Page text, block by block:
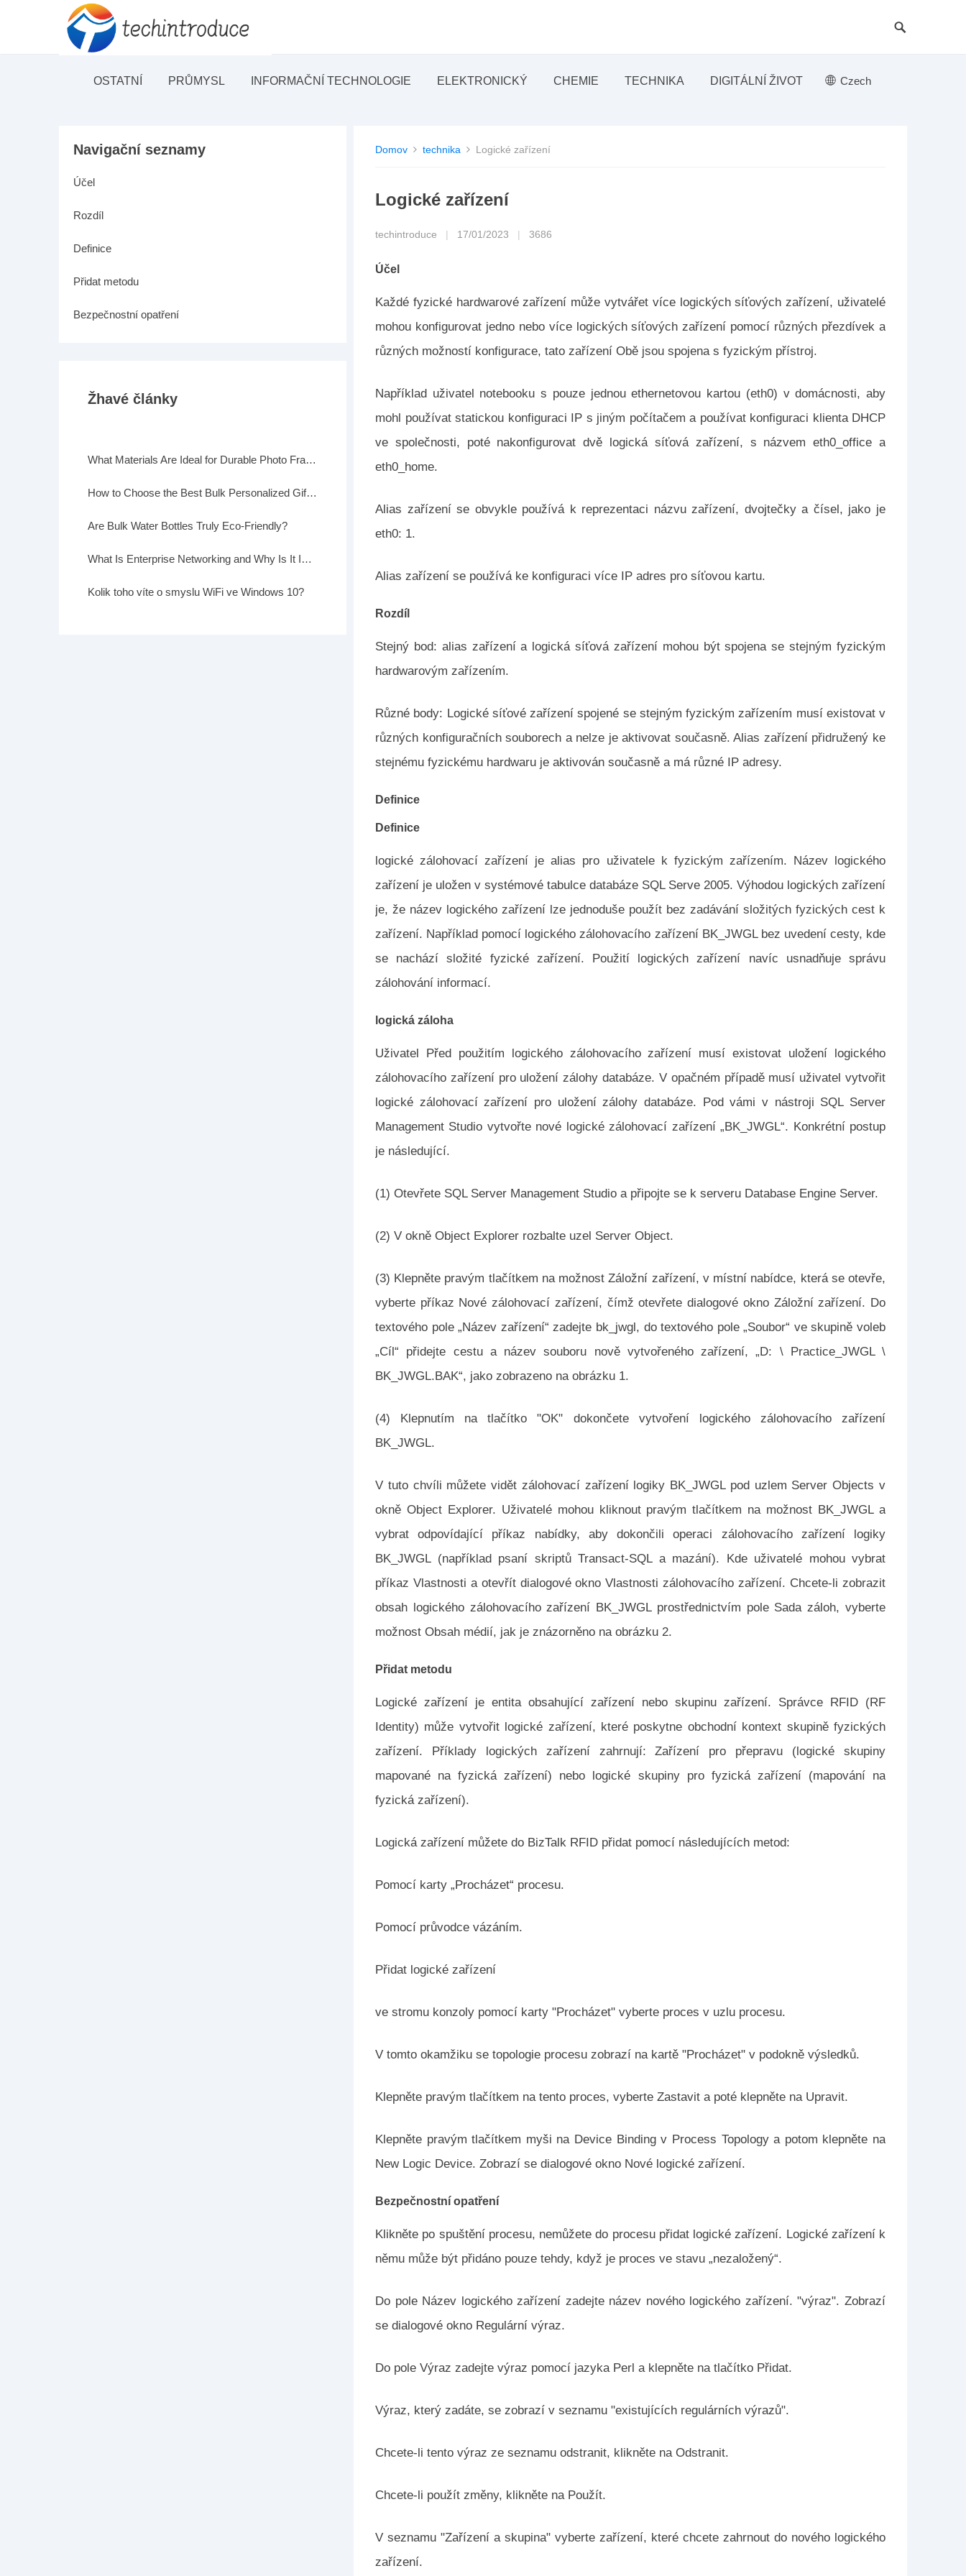
OSTATNÍ PRŮMYSL INFORMAČNÍ TECHNOLOGIE ELEKTRONICKÝ CHEMIE TECHNIKA DIGITÁLNÍ ŽIVOT Czech
Domov technika Logické zařízení
Logické zařízení
techintroduce 17/01/2023 3686
Účel
Každé fyzické hardwarové zařízení může vytvářet více logických síťových zařízení, uživatelé
mohou konfigurovat jedno nebo více logických síťových zařízení pomocí různých přezdívek a
různých možností konfigurace, tato zařízení Obě jsou spojena s fyzickým přístroj.
Například uživatel notebooku s pouze jednou ethernetovou kartou (eth0) v domácnosti, aby
mohl používat statickou konfiguraci IP s jiným počítačem a používat konfiguraci klienta DHCP
ve společnosti, poté nakonfigurovat dvě logická síťová zařízení, s názvem eth0_office a
eth0_home.
Alias ​​zařízení se obvykle používá k reprezentaci názvu zařízení, dvojtečky a čísel, jako je
eth0: 1.
Alias ​​zařízení se používá ke konfiguraci více IP adres pro síťovou kartu.
Rozdíl
Stejný bod: alias zařízení a logická síťová zařízení mohou být spojena se stejným fyzickým
hardwarovým zařízením.
Různé body: Logické síťové zařízení spojené se stejným fyzickým zařízením musí existovat v
různých konfiguračních souborech a nelze je aktivovat současně. Alias ​​zařízení přidružený ke
stejnému fyzickému hardwaru je aktivován současně a má různé IP adresy.
Definice
Definice
logické zálohovací zařízení je alias pro uživatele k fyzickým zařízením. Název logického
zařízení je uložen v systémové tabulce databáze SQL Serve 2005. Výhodou logických zařízení
je, že název logického zařízení lze jednoduše použít bez zadávání složitých fyzických cest k
zařízení. Například pomocí logického zálohovacího zařízení BK_JWGL bez uvedení cesty, kde
se nachází složité fyzické zařízení. Použití logických zařízení navíc usnadňuje správu
zálohování informací.
logická záloha
Uživatel Před použitím logického zálohovacího zařízení musí existovat uložení logického
zálohovacího zařízení pro uložení zálohy databáze. V opačném případě musí uživatel vytvořit
logické zálohovací zařízení pro uložení zálohy databáze. Pod vámi v nástroji SQL Server
Management Studio vytvořte nové logické zálohovací zařízení „BK_JWGL“. Konkrétní postup
je následující.
(1) Otevřete SQL Server Management Studio a připojte se k serveru Database Engine Server.
(2) V okně Object Explorer rozbalte uzel Server Object.
(3) Klepněte pravým tlačítkem na možnost Záložní zařízení, v místní nabídce, která se otevře,
vyberte příkaz Nové zálohovací zařízení, čímž otevřete dialogové okno Záložní zařízení. Do
textového pole „Název zařízení“ zadejte bk_jwgl, do textového pole „Soubor“ ve skupině voleb
„Cíl“ přidejte cestu a název souboru nově vytvořeného zařízení, „D: \ Practice_JWGL \
BK_JWGL.BAK“, jako zobrazeno na obrázku 1.
(4) Klepnutím na tlačítko "OK" dokončete vytvoření logického zálohovacího zařízení
BK_JWGL.
V tuto chvíli můžete vidět zálohovací zařízení logiky BK_JWGL pod uzlem Server Objects v
okně Object Explorer. Uživatelé mohou kliknout pravým tlačítkem na možnost BK_JWGL a
vybrat odpovídající příkaz nabídky, aby dokončili operaci zálohovacího zařízení logiky
BK_JWGL (například psaní skriptů Transact-SQL a mazání). Kde uživatelé mohou vybrat
příkaz Vlastnosti a otevřít dialogové okno Vlastnosti zálohovacího zařízení. Chcete-li zobrazit
obsah logického zálohovacího zařízení BK_JWGL prostřednictvím pole Sada záloh, vyberte
možnost Obsah médií, jak je znázorněno na obrázku 2.
Přidat metodu
Logické zařízení je entita obsahující zařízení nebo skupinu zařízení. Správce RFID (RF
Identity) může vytvořit logické zařízení, které poskytne obchodní kontext skupině fyzických
zařízení. Příklady logických zařízení zahrnují: Zařízení pro přepravu (logické skupiny
mapované na fyzická zařízení) nebo logické skupiny pro fyzická zařízení (mapování na
fyzická zařízení).
Logická zařízení můžete do BizTalk RFID přidat pomocí následujících metod:
Pomocí karty „Procházet“ procesu.
Pomocí průvodce vázáním.
Přidat logické zařízení
ve stromu konzoly pomocí karty "Procházet" vyberte proces v uzlu procesu.
V tomto okamžiku se topologie procesu zobrazí na kartě "Procházet" v podokně výsledků.
Klepněte pravým tlačítkem na tento proces, vyberte Zastavit a poté klepněte na Upravit.
Klepněte pravým tlačítkem myši na Device Binding v Process Topology a potom klepněte na
New Logic Device. Zobrazí se dialogové okno Nové logické zařízení.
Bezpečnostní opatření
Klikněte po spuštění procesu, nemůžete do procesu přidat logické zařízení. Logické zařízení k
němu může být přidáno pouze tehdy, když je proces ve stavu „nezaložený“.
Do pole Název logického zařízení zadejte název nového logického zařízení. "výraz". Zobrazí
se dialogové okno Regulární výraz.
Do pole Výraz zadejte výraz pomocí jazyka Perl a klepněte na tlačítko Přidat.
Výraz, který zadáte, se zobrazí v seznamu "existujících regulárních výrazů".
Chcete-li tento výraz ze seznamu odstranit, klikněte na Odstranit.
Chcete-li použít změny, klikněte na Použít.
V seznamu "Zařízení a skupina" vyberte zařízení, které chcete zahrnout do nového logického
zařízení.
Navigační seznamy
Účel
Rozdíl
Definice
Přidat metodu
Bezpečnostní opatření
Žhavé články
What Materials Are Ideal for Durable Photo Frames?
How to Choose the Best Bulk Personalized Gifts for Events
Are Bulk Water Bottles Truly Eco-Friendly?
What Is Enterprise Networking and Why Is It Important?
Kolik toho víte o smyslu WiFi ve Windows 10?